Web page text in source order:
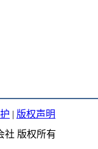
| 版权声明
社 版权所有